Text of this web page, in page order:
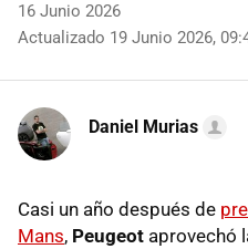
16 Junio 2026
Actualizado 19 Junio 2026,
Daniel Murias
Casi un año después de
Mans, Peugeot aprovechó